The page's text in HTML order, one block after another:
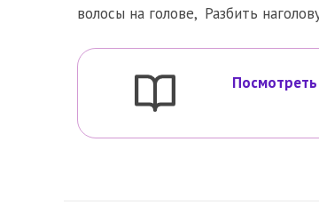
волосы на голове, Разбить